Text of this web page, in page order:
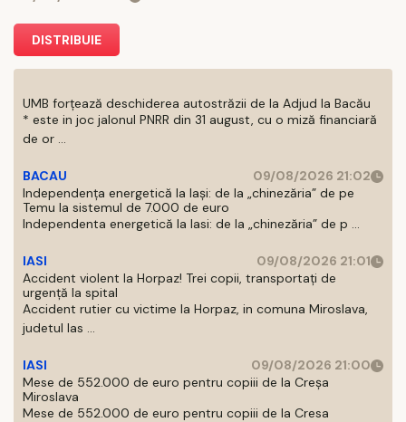
DISTRIBUIE
UMB forțează deschiderea autostrăzii de la Adjud la Bacău
* este in joc jalonul PNRR din 31 august, cu o miză financiară
de or ...
BACAU
09/08/2026 21:02
Independența energetică la Iași: de la „chinezăria” de pe
Temu la sistemul de 7.000 de euro
Independenta energetică la Iasi: de la „chinezăria” de p ...
IASI
09/08/2026 21:01
Accident violent la Horpaz! Trei copii, transportați de
urgență la spital
Accident rutier cu victime la Horpaz, in comuna Miroslava,
judetul Ias ...
IASI
09/08/2026 21:00
Mese de 552.000 de euro pentru copiii de la Creșa
Miroslava
Mese de 552.000 de euro pentru copiii de la Cresa